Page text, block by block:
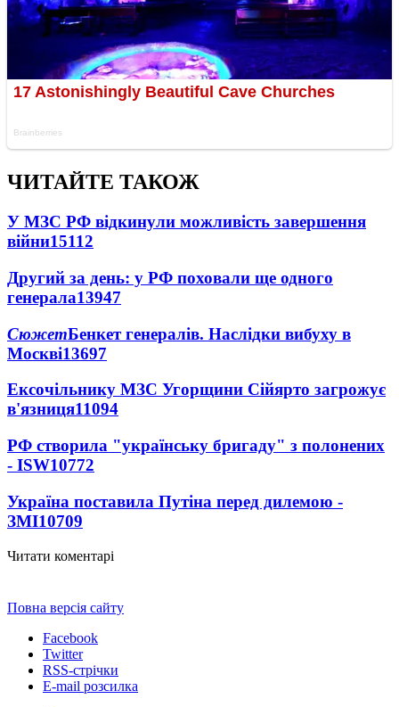
ЧИТАЙТЕ ТАКОЖ
У МЗС РФ відкинули можливість завершення
війни15112
Другий за день: у РФ поховали ще одного
генерала13947
СюжетБенкет генералів. Наслідки вибуху в
Москві13697
Ексочільнику МЗС Угорщини Сійярто загрожує
в'язниця11094
РФ створила "українську бригаду" з полонених
- ISW10772
Україна поставила Путіна перед дилемою -
ЗМІ10709
Читати коментарі
Повна версія сайту
Facebook
Twitter
RSS-стрічки
E-mail розсилка